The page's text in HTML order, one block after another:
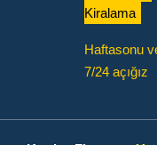
Kiralama
Haftasonu
7/24 açığız